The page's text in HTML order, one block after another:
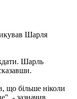
Шарля
Шарль
що більше ніколи